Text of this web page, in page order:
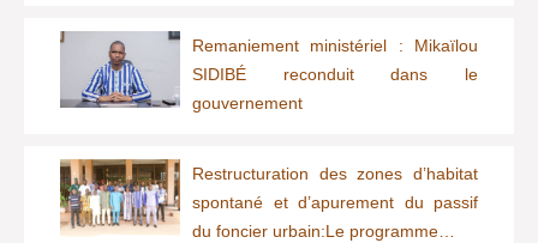
Remaniement ministériel : Mikaïlou
SIDIBÉ reconduit dans le
gouvernement
Restructuration des zones d’habitat
spontané et d’apurement du passif
du foncier urbain:Le programme…